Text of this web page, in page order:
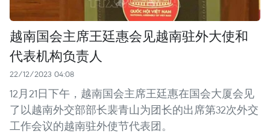
越南国会主席王廷惠会见越南驻外大使和
代表机构负责人
22/12/2023 04:08
12月21日下午，越南国会主席王廷惠在国会大厦会见
了以越南外交部部长裴青山为团长的出席第32次外交
工作会议的越南驻外使节代表团。